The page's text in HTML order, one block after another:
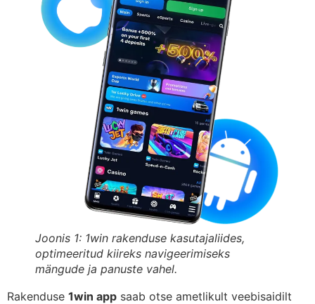
Joonis 1: 1win rakenduse kasutajaliides,
optimeeritud kiireks navigeerimiseks
mängude ja panuste vahel.
Rakenduse 1win app saab otse ametlikult veebisaidilt